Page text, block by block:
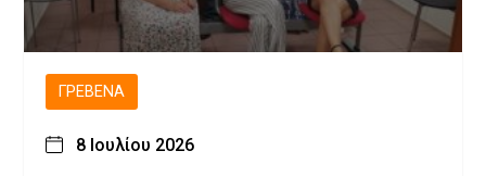
ΓΡΕΒΕΝΆ
8 Ιουλίου 2026